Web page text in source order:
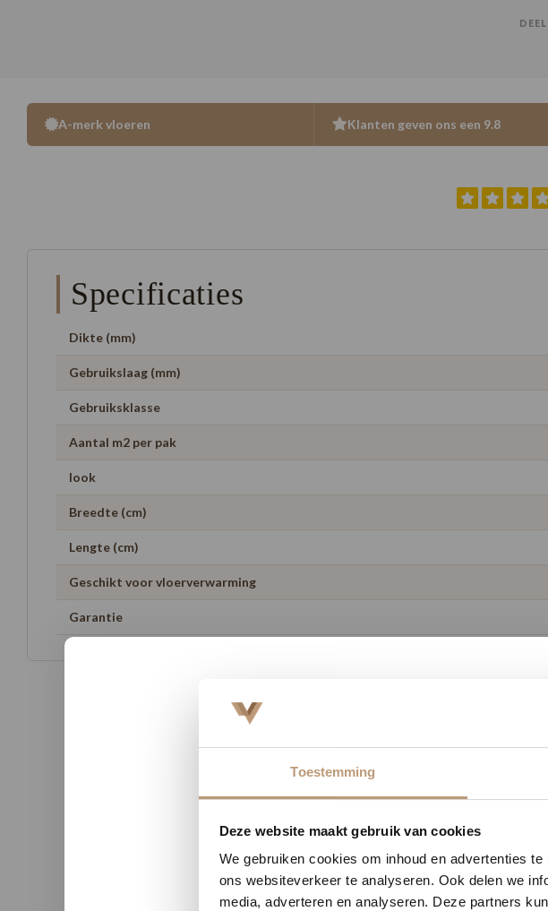
Nu tijdelijk
Vraag snel
Toestemming
Deze website maakt gebruik van cookies
We gebruiken cookies om inhoud en advertenties
ons websiteverkeer te analyseren. Ook delen we
media, adverteren en analyseren. Deze partners
A-merk vloeren Klanten geven ons een 9.8
Specificaties
Dikte (mm)
Gebruikslaag (mm)
Gebruiksklasse
Aantal m2 per pak
look
Breedte (cm)
Lengte (cm)
Geschikt voor vloerverwarming
Garantie
9.8/ 10
Sophie uit Arnhem -
★★★★★
Jan